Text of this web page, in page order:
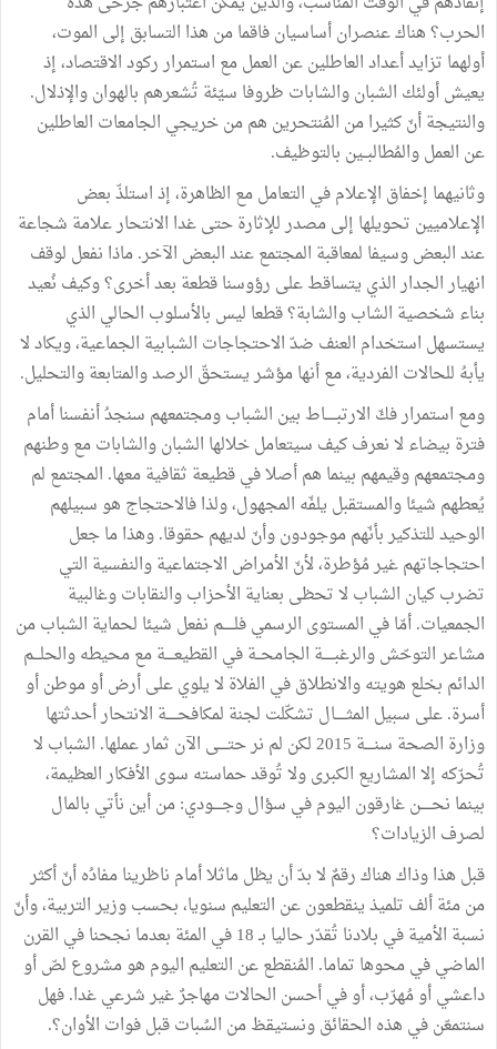
الحرب؟هناكعنصرانأساسيانفاقمامن هذا التسابق إلى الموت،
أولهما تزايدأعدادالعاطلينعن العملمع استمرارركودالاقتصاد،إذ
يعيشأولئك الشبانوالشابات ظروفا سيّئة تُشعرهم بالهوانوالإذلال.
والنتيجةأنّكثيرامن المُنتحرين هممنخريجي الجامعات العاطلين
عن العملوالمُطالبــين بالتوظيف.
وثانيهما إخفاق الإعلامفي التعاملمع الظاهرة،إذاستلذّبعض
الإعلاميين تحويلها إلىمصدرللإثارةحتىغدا الانتحارعلامة شجاعة
عندالبعضوسيفا لمعاقبة المجتمععندالبعض الآخر.ماذا نفعل لوقف
انهيارالجدارالذي يتساقطعلى رؤوسناقطعة بعدأخرى؟وكيف نُعيد
بناء شخصية الشابوالشابة؟قطعا ليس بالأسلوب الحالي الذي
يستسهل استخدام العنف ضدّالاحتجاجات الشبابية الجماعية،ويكادلا
يأبهُ للحالات الفردية،معأنهامؤشريستحقّ الرصدوالمتابعةوالتحليل.
ومع استمرارفكّ الارتبـــــاط بين الشبابومجتمعهم سنجدُأنفسناأمام
فترة بيضاء لانعرفكيف سيتعاملخلالها الشبانوالشاباتمعوطنهم
ومجتمعهموقيمهم بينما همأصلافيقطيعة ثقافيةمعها. المجتمع لم
يُعطهم شيئاوالمستقبل يلفّه المجهول،ولذافالاحتجاج هوسبيلهم
الوحيدللتذكيربأنّهمموجودونوأنّ لديهمحقوقا.وهذاماجعل
احتجاجاتهمغيرمُؤطرة،لأنّ الأمراض الاجتماعيةوالنفسية التي
تضربكيان الشباب لاتحظى بعناية الأحزابوالنقاباتوغالبية
الجمعيات.أمّافي المستوى الرسميفلـــــم نفعل شيئا لحماية الشبابمن
مشاعرالتوحّشوالرغبـــــة الجامحــةفي القطيعــــةمعمحيطهوالحلـــم
الدائم بخلع هويتهوالانطلاقفي الفلاة لايلويعلىأرضأوموطنأو
أسرة.على سبيل المثـــــال تشكّلت لجنة لمكافحـــــة الانتحارأحدثتها
وزارة الصحة سنــــة 2015لكن لم نرحتــــى الآن ثمارعملها. الشباب لا
تُحرّكه إلاالمشاريع الكبرىولاتُوقدحماسته سوى الأفكارالعظيمة،
بينما نحـــــنغارقون اليومفي سؤالوجــــودي:منأين نأتي بالمال
لصرف الزيادات؟
قبل هذاوذاكهناكرقمٌ لابدّأن يظلماثلاأمام ناظرينامفادُهأنّأكثر
منمئةألف تلميذينقطعونعن التعليم سنويا،بحسبوزيرالتربية،وأنّ
نسبة الأميةفي بلادنا تُقدّرحاليا بـ18في المئة بعدما نجحنافي القرن
الماضيفيمحوها تماما. المُنقطععن التعليم اليوم هومشروع لصّأو
داعشيأومُهرّب،أوفيأحسن الحالاتمهاجرٌغيرشرعيغدا.فهل
سنتمعّنفي هذه الحقائقونستيقظمن السُباتقبلفوات الأوان؟.